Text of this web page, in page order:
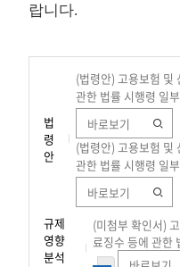
랍니다.
법
령
안
(법령안) 고용보험 및
관한 법률 시행령 일
바로보기
(법령안) 고용보험 및
관한 법률 시행령 일
바로보기
규제
영향
분석
(미첨부 확인서)
료징수 등에 관한